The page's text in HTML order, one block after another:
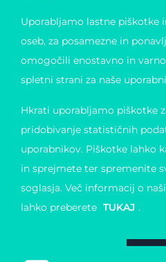
SLOVENIJE
Zvezda 19
Slovenija
Matična številka:
4123026000
Davčna številka: 11823739
Uporabljamo lastne
oseb, za posamezne in
omogočili enostavno in
spletni strani za naše
Hkrati uporabljamo piškotke
pridobivanje statističnih
uporabnikov. Piškotke lahko
in sprejmete ter spremenite
soglasja. Več informacij o
lahko preberete TUKAJ .